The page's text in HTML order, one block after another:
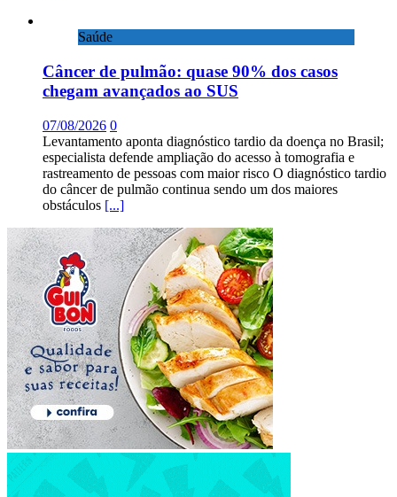
Saúde
Câncer de pulmão: quase 90% dos casos
chegam avançados ao SUS
07/08/2026 0
Levantamento aponta diagnóstico tardio da doença no Brasil;
especialista defende ampliação do acesso à tomografia e
rastreamento de pessoas com maior risco O diagnóstico tardio
do câncer de pulmão continua sendo um dos maiores
obstáculos [...]